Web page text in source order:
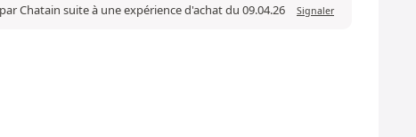
Chatain suite à une expérience d'achat du 09.04.26 Signaler